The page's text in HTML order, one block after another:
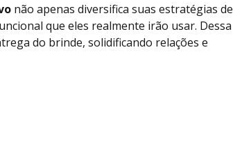
não apenas diversifica suas estratégias de
que eles realmente irão usar. Dessa
do brinde, solidificando relações e